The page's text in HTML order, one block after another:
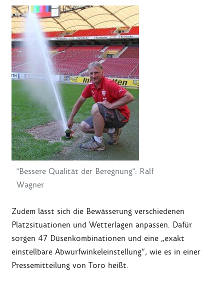
"Bessere Qualität der Beregnung": Ralf
Wagner
Zudem lässt sich die Bewässerung verschiedenen
Platzsituationen und Wetterlagen anpassen. Dafür
sorgen 47 Düsenkombinationen und eine „exakt
einstellbare Abwurfwinkeleinstellung“, wie es in einer
Pressemitteilung von Toro heißt.